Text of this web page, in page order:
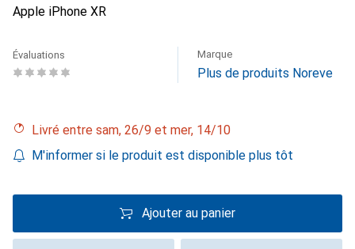
Apple iPhone XR
Évaluations Marque
Plus de produits Noreve
Livré entre sam, 26/9 et mer, 14/10
M'informer si le produit est disponible plus tôt
Ajouter au panier